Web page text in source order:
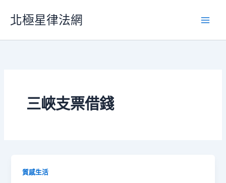
要
北極星律法網
三峽支票借錢
質感生活